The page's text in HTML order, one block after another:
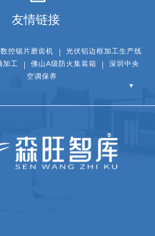
友情链接
数控锯片磨齿机
光伏铝边框加工生产线
加工 佛山A级防火集装箱
深圳中央
空调保养
▼